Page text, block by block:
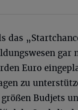
das
gar
Euro
zu
Budjets